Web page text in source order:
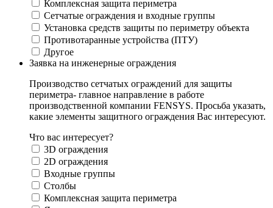
Комплексная защита периметра
Сетчатые ограждения и входные группы
Установка средств защиты по периметру объекта
Противотаранные устройства (ПТУ)
Другое
Заявка на инженерные ограждения
Производство сетчатых ограждений для защиты
периметра- главное направление в работе
производственной компании FENSYS. Просьба указать,
какие элементы защитного ограждения Вас интересуют.
Что вас интересует?
3D ограждения
2D ограждения
Входные группы
Столбы
Комплексная защита периметра